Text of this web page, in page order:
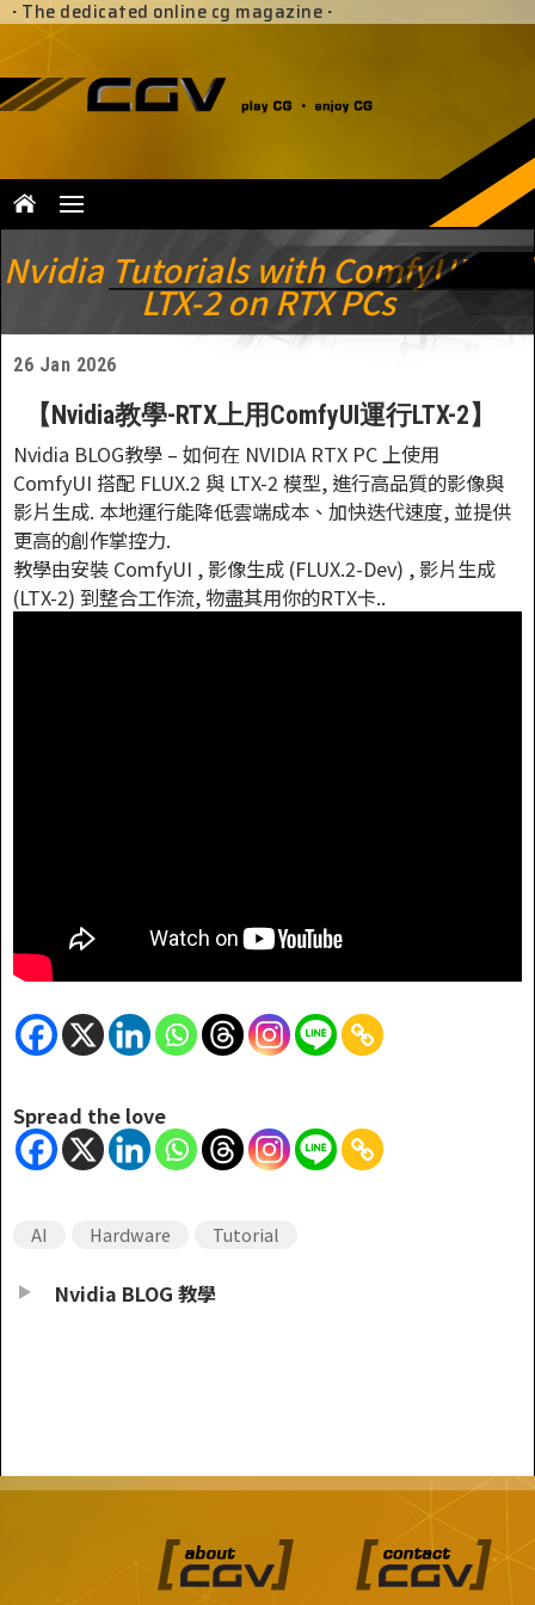
· The dedicated online cg magazine ·
Nvidia Tutorials with ComfyUI and
LTX-2 on RTX PCs
26 Jan 2026
【Nvidia教學-RTX上用ComfyUI運行LTX-2】
Nvidia BLOG教學 – 如何在 NVIDIA RTX PC 上使用
ComfyUI 搭配 FLUX.2 與 LTX-2 模型, 進行高品質的影像與
影片生成. 本地運行能降低雲端成本、加快迭代速度, 並提供
更高的創作掌控力.
教學由安裝 ComfyUI , 影像生成 (FLUX.2-Dev) , 影片生成
(LTX-2) 到整合工作流, 物盡其用你的RTX卡..
Spread the love
AI Hardware Tutorial
Nvidia BLOG 教學